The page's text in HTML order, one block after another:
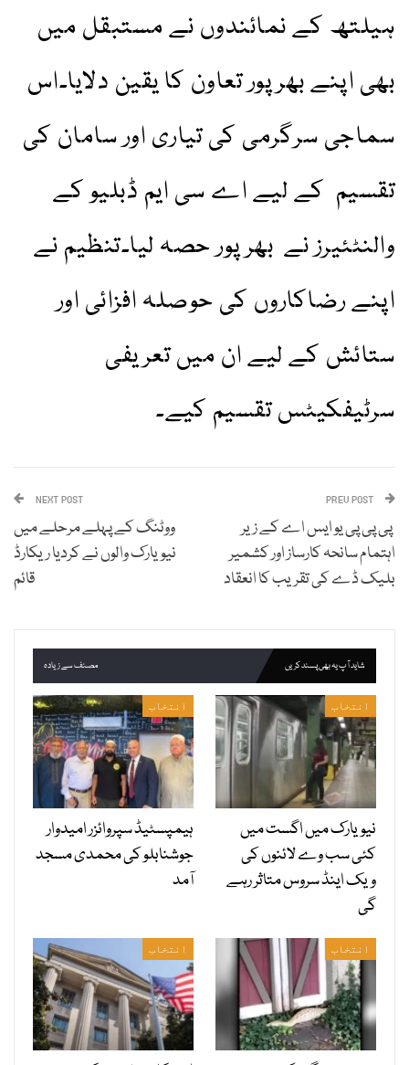
ہیلتھ کے نمائندوں نے مستبقل میں
بھی اپنے بھرپور تعاون کا یقین دلایا۔اس
سماجی سرگرمی کی تیاری اور سامان کی
تقسیم کے لیے اے سی ایم ڈبلیو کے
والنٹئیرز نے بھرپور حصہ لیا۔تنظیم نے
اپنے رضاکاروں کی حوصلہ افزائی اور
ستائش کے لیے ان میں تعریفی
سرٹیفکیٹس تقسیم کیے۔
پی پی پی یو ایس اے کے زیر
اہتمام سانحہ کارساز اور کشمیر
بلیک ڈے کی تقریب کا انعقاد
NEXT POST
ووٹنگ کے پہلے مرحلے میں
نیویارک والوں نے کردیا ریکارڈ
قائم
شاید آپ یہ بھی پسند کریں مصنف سے زیادہ
انتخاب
نیویارک میں اگست میں
کئی سب وے لائنوں کی
ویک اینڈ سروس متاثر رہے
گی
انتخاب
ہیمپسٹیڈ سپروائزر امیدوار
جوشنابلو کی محمدی مسجد
آمد
انتخاب انتخاب